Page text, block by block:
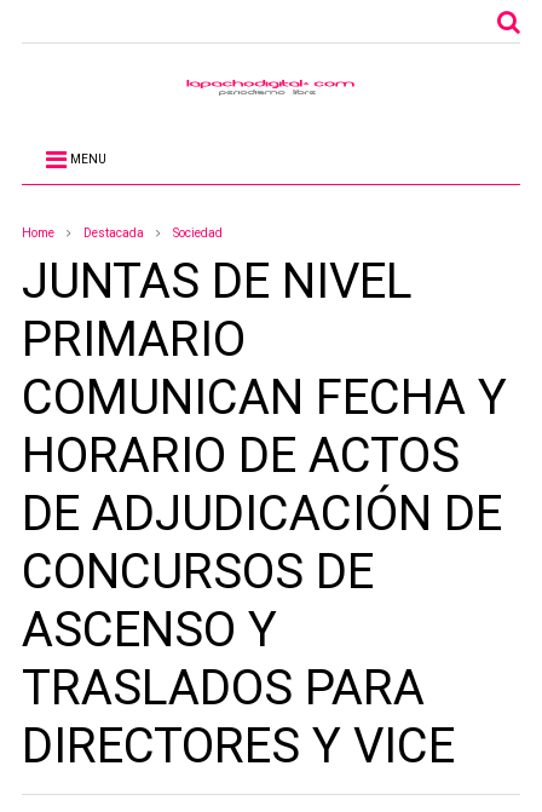
MENU
Home Destacada Sociedad
JUNTAS DE NIVEL
PRIMARIO
COMUNICAN FECHA Y
HORARIO DE ACTOS
DE ADJUDICACIÓN DE
CONCURSOS DE
ASCENSO Y
TRASLADOS PARA
DIRECTORES Y VICE